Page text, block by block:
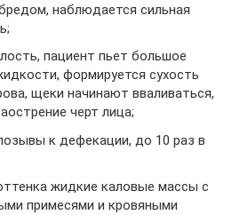
наблюдается сильная
пациент пьет большое
формируется сухость
щеки начинают вваливаться,
черт лица;
к дефекации, до 10 раз в
жидкие каловые массы с
примесями и кровяными